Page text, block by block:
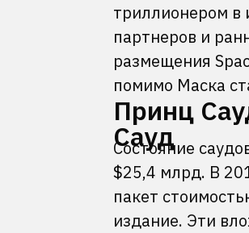
триллионером в
партнеров и
размещения
помимо Маска
Принц
Сауд
Состояние
$25,4 млрд. В
пакет
издание. Эти